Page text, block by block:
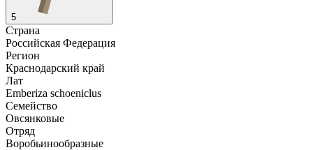
5
Страна
Российская Федерация
Регион
Краснодарский край
Лат
Emberiza schoeniclus
Семейство
Овсянковые
Отряд
Воробьинообразные